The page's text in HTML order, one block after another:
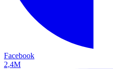
Facebook
2,4M